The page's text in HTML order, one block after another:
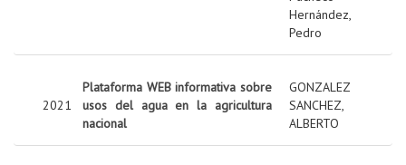
Hernández,
Pedro
2021
Plataforma WEB informativa sobre
usos del agua en la agricultura
nacional
GONZALEZ
SANCHEZ,
ALBERTO